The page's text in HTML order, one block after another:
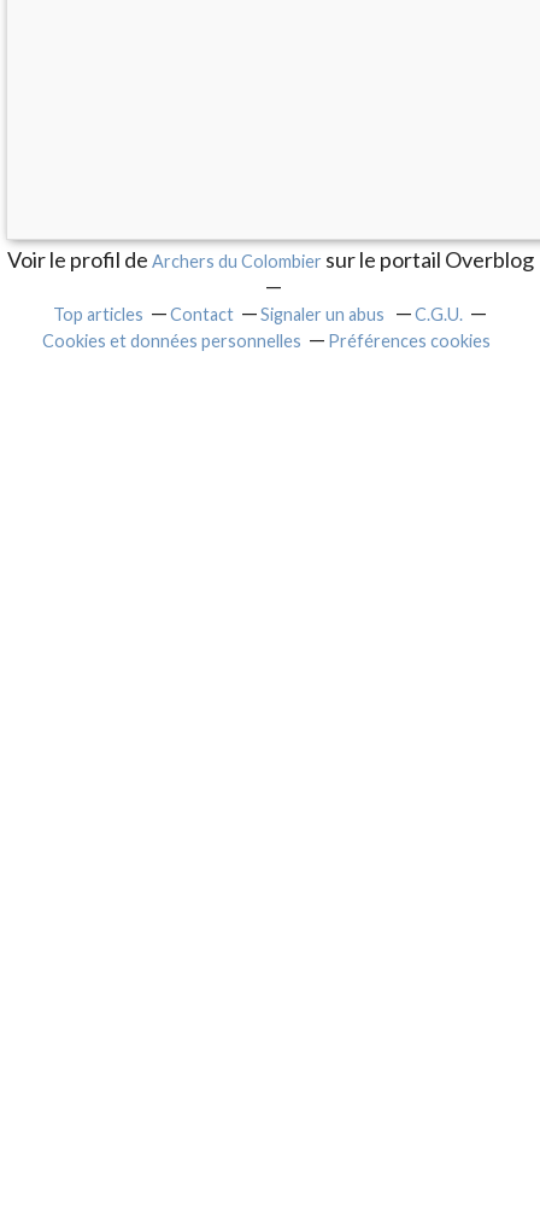
Voir le profil de Archers du Colombier sur le portail Overblog
Top articles Contact Signaler un abus
C.G.U.
Cookies et données personnelles
Préférences cookies